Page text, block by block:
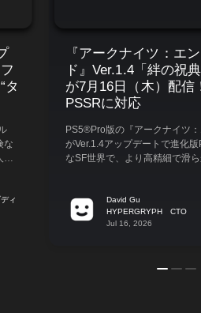
『アークナイツ：エ
ド』Ver.1.4「絆の祝
が7月16日（木）配信
PSSRに対応
PS5®Pro版の『アークナイツ：
がVer.1.4アップデートで進化
なSF世界で、より高精細で滑
David Gu
HYPERGRYPH CTO
Jul 16, 2026
タ
な
類
ィ